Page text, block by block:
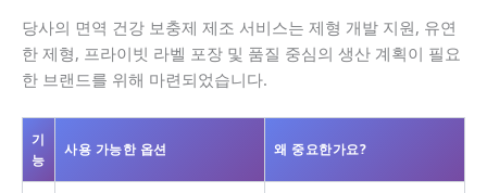
당사의 면역 건강 보충제 제조 서비스는 제형 개발 지원, 유연
한 제형, 프라이빗 라벨 포장 및 품질 중심의 생산 계획이 필요
한 브랜드를 위해 마련되었습니다.
기
능
사용 가능한 옵션 왜 중요한가요?